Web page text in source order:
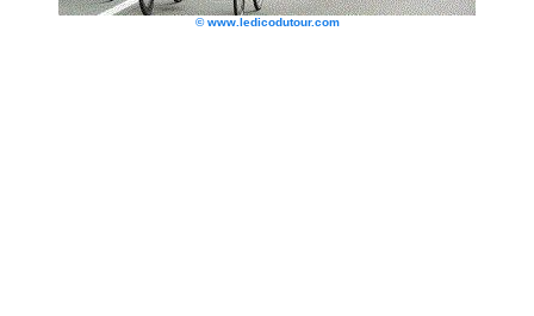
© www.ledicodutour.com